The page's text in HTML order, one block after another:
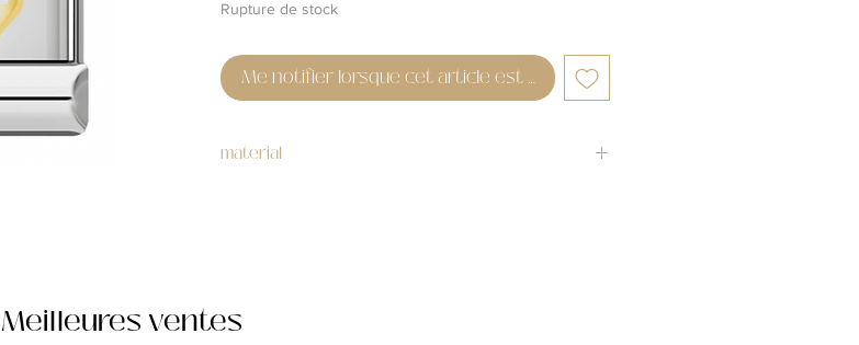
Rupture de stock
Me notifier lorsque cet article est disponible
material
Meilleures ventes